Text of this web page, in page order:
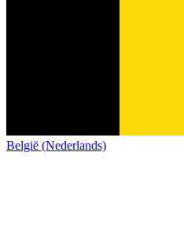
België (Nederlands)